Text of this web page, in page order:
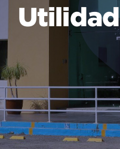
Utilidad